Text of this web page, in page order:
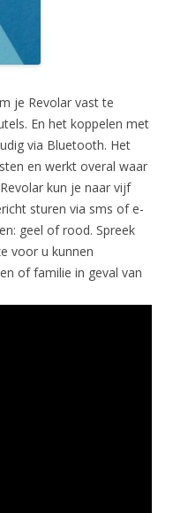
je Revolar vast te
En het koppelen met
via Bluetooth. Het
en werkt overal waar
kun je naar vijf
sturen via sms of e-
geel of rood. Spreek
voor u kunnen
of familie in geval van